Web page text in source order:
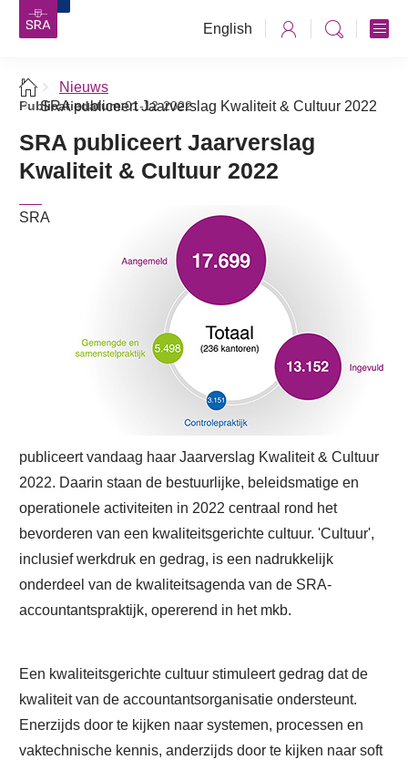
English
Nieuws
SRA publiceert Jaarverslag Kwaliteit & Cultuur 2022
Publicatiedatum:01-12-2022
SRA publiceert Jaarverslag
Kwaliteit & Cultuur 2022
SRA
publiceert vandaag haar Jaarverslag Kwaliteit & Cultuur
2022. Daarin staan de bestuurlijke, beleidsmatige en
operationele activiteiten in 2022 centraal rond het
bevorderen van een kwaliteitsgerichte cultuur. 'Cultuur',
inclusief werkdruk en gedrag, is een nadrukkelijk
onderdeel van de kwaliteitsagenda van de SRA-
accountantspraktijk, opererend in het mkb.
Een kwaliteitsgerichte cultuur stimuleert gedrag dat de
kwaliteit van de accountantsorganisatie ondersteunt.
Enerzijds door te kijken naar systemen, processen en
vaktechnische kennis, anderzijds door te kijken naar soft